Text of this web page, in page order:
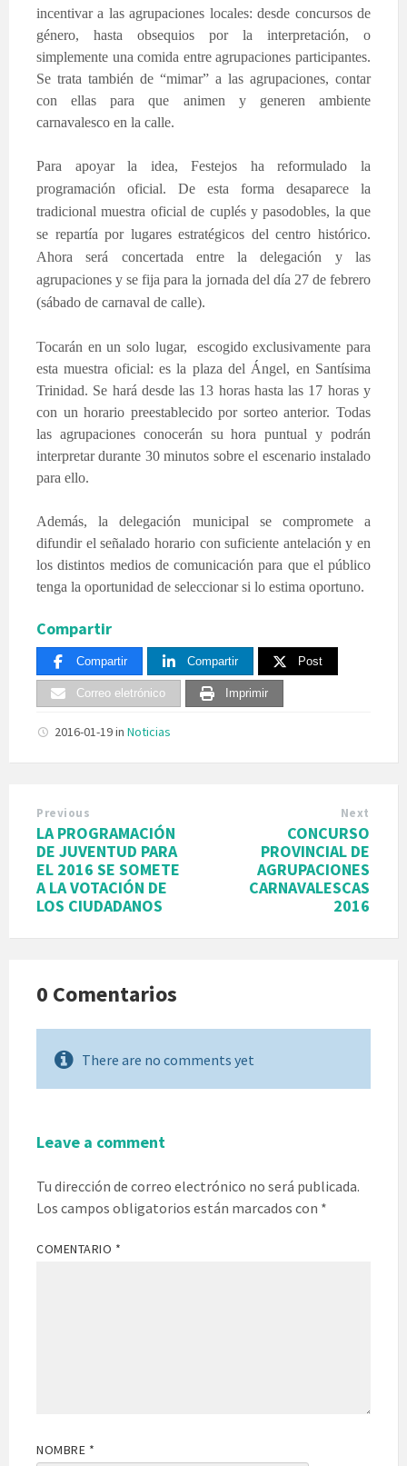
incentivar a las agrupaciones locales: desde concursos de
género, hasta obsequios por la interpretación, o
simplemente una comida entre agrupaciones participantes.
Se trata también de “mimar” a las agrupaciones, contar
con ellas para que animen y generen ambiente
carnavalesco en la calle.
Para apoyar la idea, Festejos ha reformulado la
programación oficial. De esta forma desaparece la
tradicional muestra oficial de cuplés y pasodobles, la que
se repartía por lugares estratégicos del centro histórico.
Ahora será concertada entre la delegación y las
agrupaciones y se fija para la jornada del día 27 de febrero
(sábado de carnaval de calle).
Tocarán en un solo lugar, escogido exclusivamente para
esta muestra oficial: es la plaza del Ángel, en Santísima
Trinidad. Se hará desde las 13 horas hasta las 17 horas y
con un horario preestablecido por sorteo anterior. Todas
las agrupaciones conocerán su hora puntual y podrán
interpretar durante 30 minutos sobre el escenario instalado
para ello.
Además, la delegación municipal se compromete a
difundir el señalado horario con suficiente antelación y en
los distintos medios de comunicación para que el público
tenga la oportunidad de seleccionar si lo estima oportuno.
Compartir
Compartir Compartir Post
Correo eletrónico Imprimir
2016-01-19in Noticias
Previous
LA PROGRAMACIÓN
DE JUVENTUD PARA
EL 2016 SE SOMETE
A LA VOTACIÓN DE
LOS CIUDADANOS
Next
CONCURSO
PROVINCIAL DE
AGRUPACIONES
CARNAVALESCAS
2016
0 Comentarios
There are no comments yet
Leave a comment
Tu dirección de correo electrónico no será publicada.
Los campos obligatorios están marcados con *
COMENTARIO *
NOMBRE *